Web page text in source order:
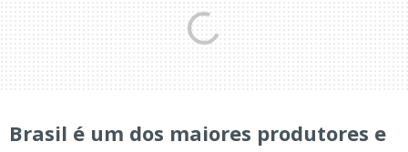
Brasil é um dos maiores produtores e